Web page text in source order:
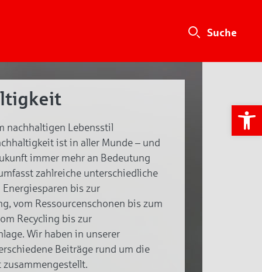
nachhaltigen Lebensstil
ist in aller Munde – und
immer mehr an Bedeutung
zahlreiche unterschiedliche
Energiesparen bis zur
vom Ressourcenschonen bis zum
Recycling bis zur
Wir haben in unserer
Beiträge rund um die